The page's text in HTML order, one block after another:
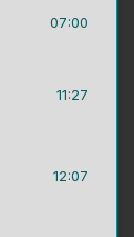
07:00
11:27
12:07